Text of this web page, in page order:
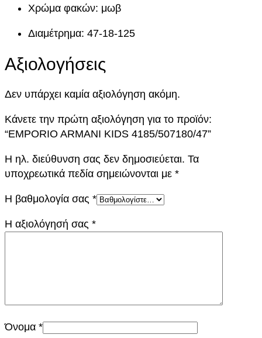
1
5
5
0
7
1
0
4
ό
η
Χρώμα φακών: μωβ
Διαμέτρημα: 47-18-125
Αξιολογήσεις
Δεν υπάρχει καμία αξιολόγηση ακόμη.
Κάνετε την πρώτη αξιολόγηση για το προϊόν:
“EMPORIO ARMANI KIDS 4185/507180/47”
Η ηλ. διεύθυνση σας δεν δημοσιεύεται. Τα
υποχρεωτικά πεδία σημειώνονται με *
Η βαθμολογία σας *
Η αξιολόγησή σας *
Όνομα *